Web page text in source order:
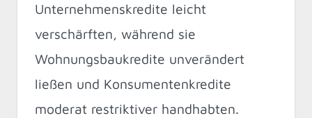
Unternehmenskredite leicht
verschärften, während sie
Wohnungsbaukredite unverändert
ließen und Konsumentenkredite
moderat restriktiver handhabten.